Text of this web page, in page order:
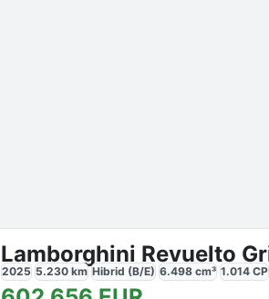
2025 5.230km Hibrid (B/E) 6.498cm³ 1.014CP